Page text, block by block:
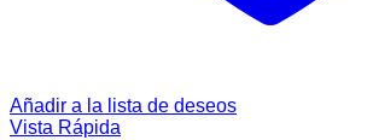
Añadir a la lista de deseos
Vista Rápida